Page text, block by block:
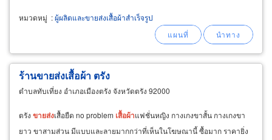
หมวดหมู่ :ผู้ผลิตและขายส่งเสื้อผ้าสำเร็จรูป
ร้านขายส่งเสื้อผ้า ตรัง
ตำบลทับเที่ยง อำเภอเมืองตรัง จังหวัดตรัง 92000
ตรัง ขายส่งเสื้อยืด no problem เสื้อผ้าแฟชั่นหญิง กางเกงขาสั้น กางเกงขา
ยาว ขาสามส่วน มีแบบและลายมากกว่าที่เห็นในโฆษณานี้ ซื้อมาก ราคายิ่ง